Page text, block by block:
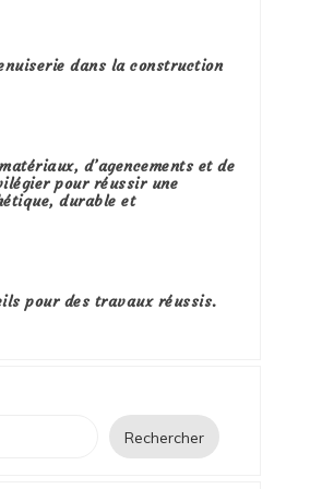
dans la construction
d’agencements et de
pour réussir une
durable et
pour des travaux réussis.
Rechercher